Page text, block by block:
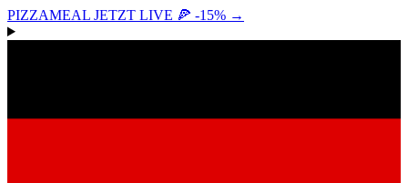
PIZZAMEAL JETZT LIVE 🍕 -15% →